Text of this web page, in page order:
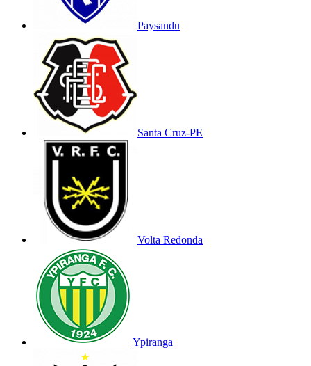
Paysandu
Santa Cruz-PE
Volta Redonda
Ypiranga